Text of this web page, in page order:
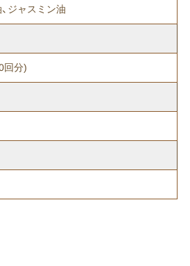
ジャスミン油
回分)